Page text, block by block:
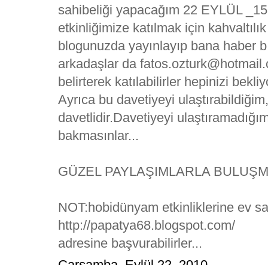
sahibeliği yapacağım 22 EYLÜL
etkinliğimize katılmak için
blogunuzda yayınlayıp bana haber
arkadaşlar da
belirterek katılabilirler hepinizi
Ayrıca bu davetiyeyi
davetlidir.Davetiyeyi
bakmasınlar...
GÜZEL PAYLAŞIMLARLA
NOT:hobidünyam etkinliklerine ev
http://papatya68.blogspot.com/
adresine başvurabilirler...